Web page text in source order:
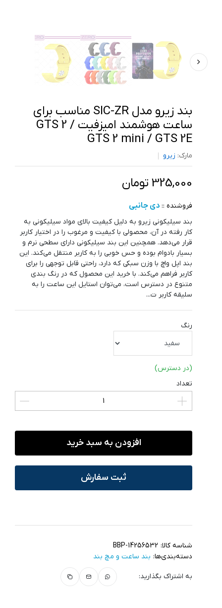
بند زیرو مدل SIC-ZR مناسب برای
ساعت هوشمند امیزفیت GTS 2 /
GTS 2 mini / GTS 2E
مارک: زیرو
325,000 تومان
فروشنده :: دی جانبی
بند سیلیکونی زیرو به دلیل کیفیت بالای مواد سیلیکونی به
کار رفته در آن، محصولی با کیفیت و مرغوب را در اختیار کاربر
قرار می‌دهد. همچنین این بند سیلیکونی دارای سطحی نرم و
بسیار بادوام بوده و حس خوبی را به کاربر منتقل می‌کند. این
بند اپل واچ با وزن سبکی که دارد، راحتی قابل توجهی را برای
کاربر فراهم می‌کند. با خرید این محصول که در رنگ بندی
متنوع در دسترس است، می‌توان استایل این ساعت را به
سلیقه کاربر ت...
رنگ
(در دسترس)
تعداد
افزودن به سبد خرید
ثبت سفارش
شناسه کالا: BBP-14256532
دسته‌بندی‌ها: بند ساعت و مچ‌ بند
به اشتراک بگذارید: